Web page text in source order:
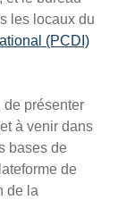
les locaux du
(PCDI)
de présenter
à venir dans
bases de
de
de la